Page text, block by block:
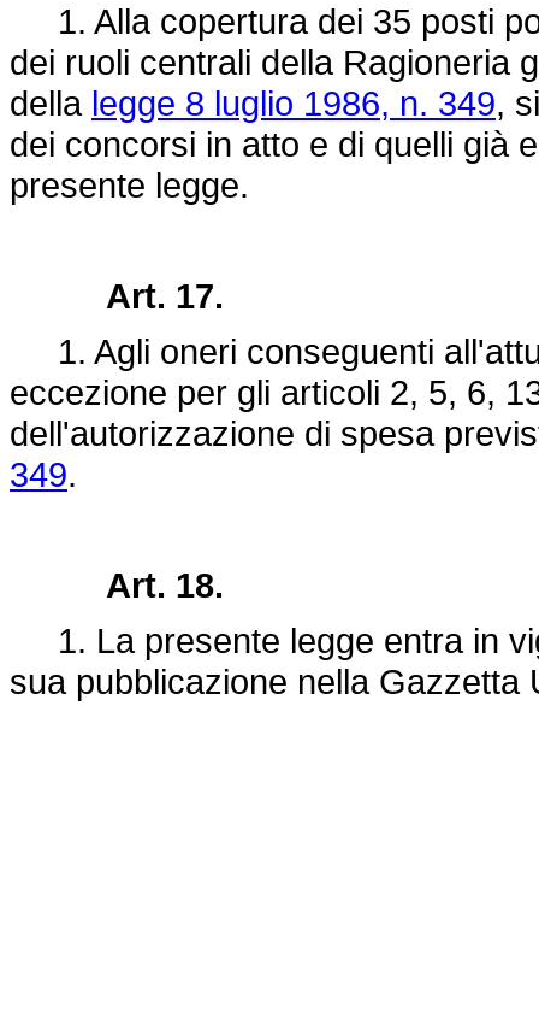
1. Alla copertura dei 35 posti
dei ruoli centrali della Ragioneria
della legge 8 luglio 1986, n. 349,
dei concorsi in atto e di quelli già
presente legge.
Art. 17.
1. Agli oneri conseguenti
eccezione per gli articoli 2, 5, 6,
dell'autorizzazione di spesa
349.
Art. 18.
1. La presente legge entra in
sua pubblicazione nella Gazzetta